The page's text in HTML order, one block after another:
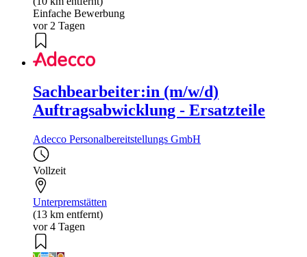
Einfache Bewerbung
vor 2 Tagen
Sachbearbeiter:in (m/w/d)
Auftragsabwicklung - Ersatzteile
Adecco Personalbereitstellungs GmbH
Vollzeit
Unterpremstätten
(13 km entfernt)
vor 4 Tagen